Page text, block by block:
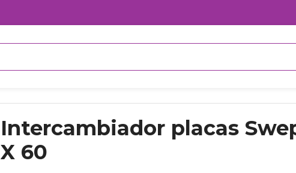
Intercambiador placas
X 60